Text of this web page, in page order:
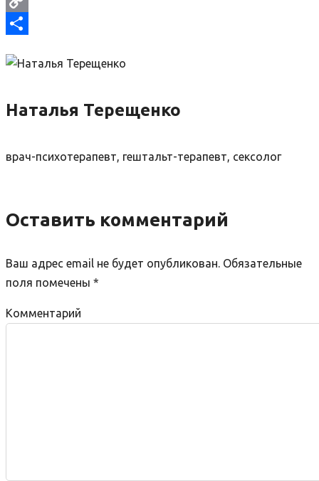
Copy
Наталья Терещенко
врач-психотерапевт, гештальт-терапевт, сексолог
Оставить комментарий
Ваш адрес email не будет опубликован. Обязательные
поля помечены *
Комментарий